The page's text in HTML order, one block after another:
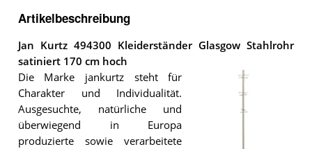
Artikelbeschreibung
Jan Kurtz 494300 Kleiderständer Glasgow Stahlrohr
satiniert 170 cm hoch
Die Marke jankurtz steht für
Charakter und Individualität.
Ausgesuchte, natürliche und
überwiegend in Europa
produzierte sowie verarbeitete